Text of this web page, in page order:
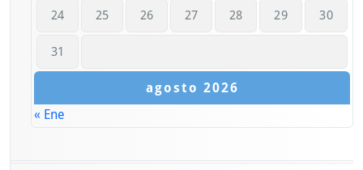
agosto 2026
24 25 26 27 28 29 30
31
« Ene